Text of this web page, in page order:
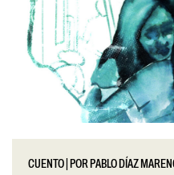
CUENTO POR PABLO DÍAZ